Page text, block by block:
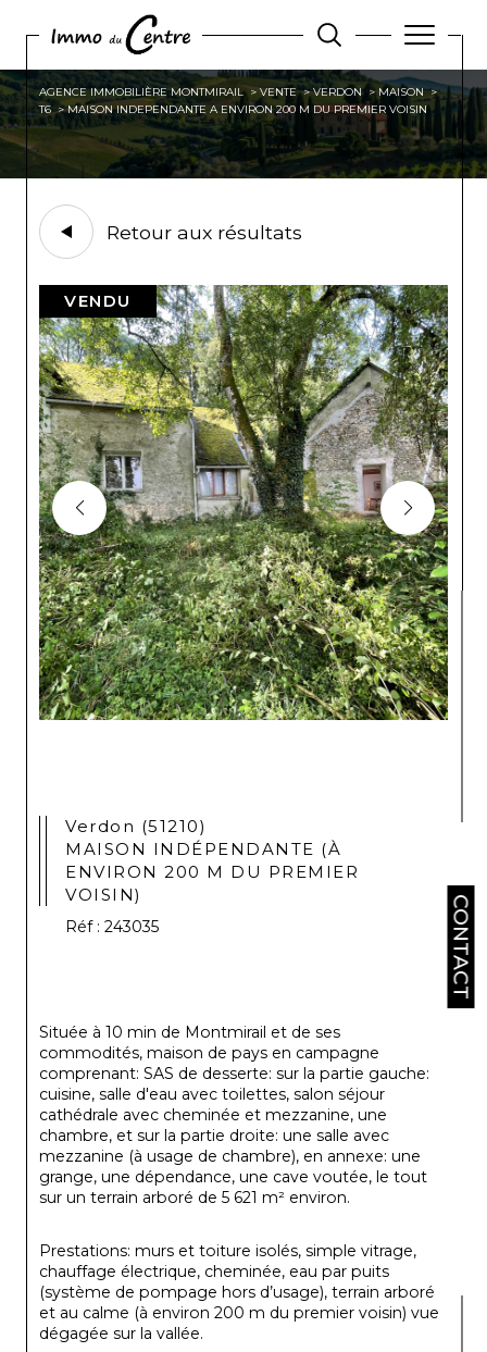
CONTACT
AGENCE IMMOBILIÈRE MONTMIRAIL VENTE VERDON
MAISON
T6
MAISON INDEPENDANTE A ENVIRON 200 M DU PREMIER VOISIN
Retour aux résultats
VENDU
Verdon (51210)
MAISON INDÉPENDANTE (À
ENVIRON 200 M DU PREMIER
VOISIN)
Réf : 243035
Située à 10 min de Montmirail et de ses
commodités, maison de pays en campagne
comprenant: SAS de desserte: sur la partie gauche:
cuisine, salle d'eau avec toilettes, salon séjour
cathédrale avec cheminée et mezzanine, une
chambre, et sur la partie droite: une salle avec
mezzanine (à usage de chambre), en annexe: une
grange, une dépendance, une cave voutée, le tout
sur un terrain arboré de 5 621 m² environ.
Prestations: murs et toiture isolés, simple vitrage,
chauffage électrique, cheminée, eau par puits
(système de pompage hors d’usage), terrain arboré
et au calme (à environ 200 m du premier voisin) vue
dégagée sur la vallée.